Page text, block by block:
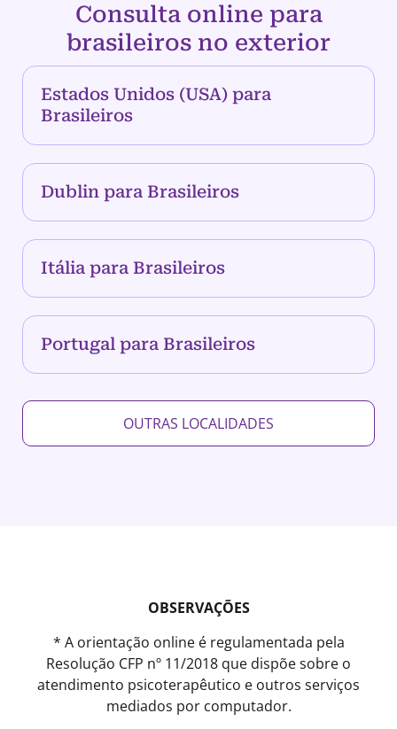
Consulta online para
brasileiros no exterior
Estados Unidos (USA) para
Brasileiros
Dublin para Brasileiros
Itália para Brasileiros
Portugal para Brasileiros
OUTRAS LOCALIDADES
OBSERVAÇÕES
* A orientação online é regulamentada pela
Resolução CFP nº 11/2018 que dispõe sobre o
atendimento psicoterapêutico e outros serviços
mediados por computador.